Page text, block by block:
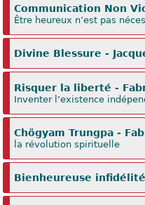
Communication Non
Être heureux n’est pas
Divine Blessure -
Risquer la liberté -
Inventer l’existence
Chögyam Trungpa -
la révolution spirituelle
Bienheureuse